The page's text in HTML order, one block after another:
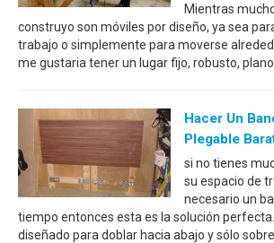
Mientras
construyo son móviles por diseño, ya sea
trabajo o simplemente para moverse
me gustaria tener un lugar fijo, robusto,
Hacer Un
Plegable
si no tienes
su espacio de
necesario un
tiempo entonces esta es la solución
diseñado para doblar hacia abajo y sólo